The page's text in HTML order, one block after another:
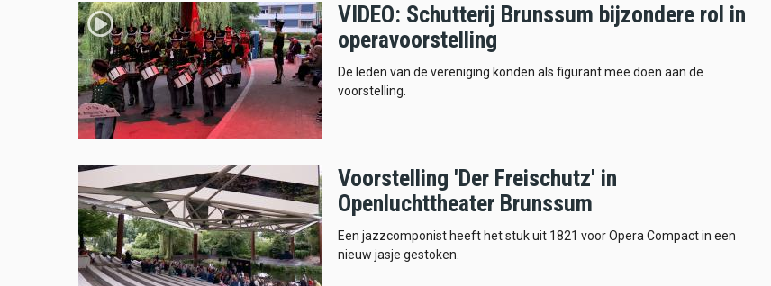
VIDEO: Schutterij Brunssum bijzondere rol in
operavoorstelling
De leden van de vereniging konden als figurant mee doen aan de
voorstelling.
Voorstelling 'Der Freischutz' in
Openluchttheater Brunssum
Een jazzcomponist heeft het stuk uit 1821 voor Opera Compact in een
nieuw jasje gestoken.